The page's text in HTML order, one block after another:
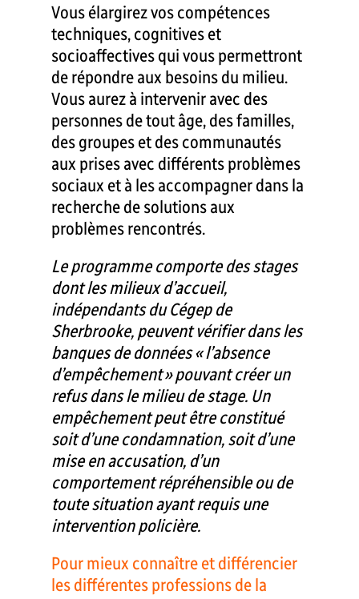
Vous élargirez vos compétences
techniques, cognitives et
socioaffectives qui vous permettront
de répondre aux besoins du milieu.
Vous aurez à intervenir avec des
personnes de tout âge, des familles,
des groupes et des communautés
aux prises avec différents problèmes
sociaux et à les accompagner dans la
recherche de solutions aux
problèmes rencontrés.
Le programme comporte des stages
dont les milieux d’accueil,
indépendants du Cégep de
Sherbrooke, peuvent vérifier dans les
banques de données « l’absence
d’empêchement » pouvant créer un
refus dans le milieu de stage. Un
empêchement peut être constitué
soit d’une condamnation, soit d’une
mise en accusation, d’un
comportement répréhensible ou de
toute situation ayant requis une
intervention policière.
Pour mieux connaître et différencier
les différentes professions de la